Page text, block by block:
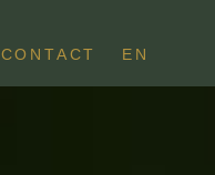
CONTACT EN